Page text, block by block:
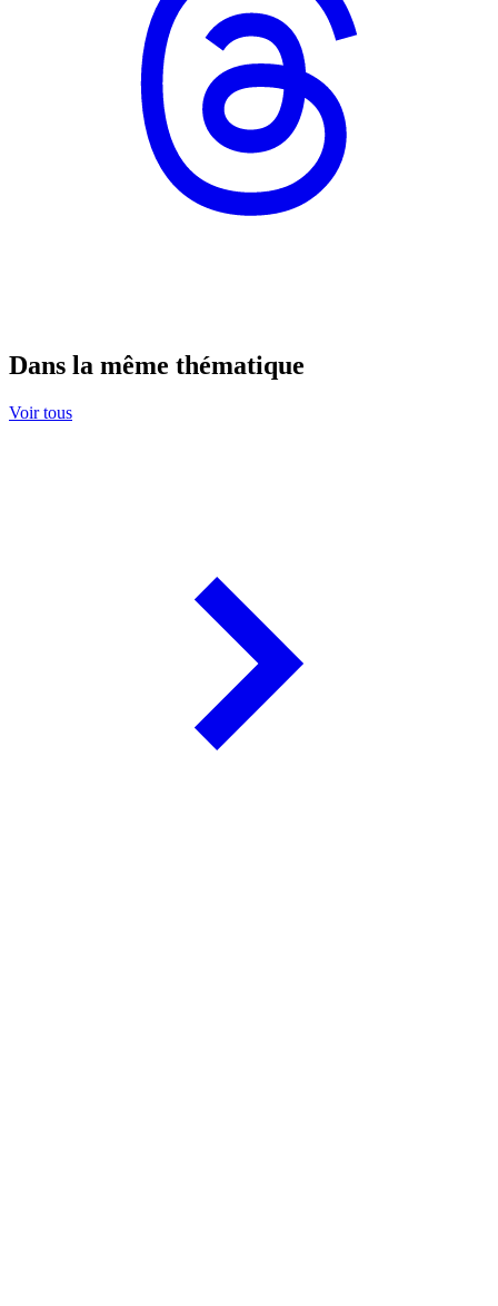
Dans la même thématique
Voir tous